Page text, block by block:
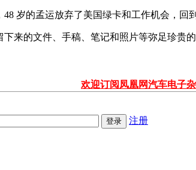
岁的孟运放弃了美国绿卡和工作机会，回
来的文件、手稿、笔记和照片等弥足珍
欢迎订阅凤凰网汽车电子
注册